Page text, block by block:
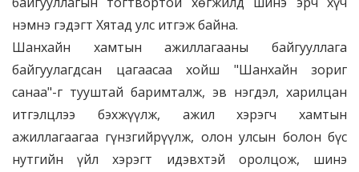
нэмнэ гэдэгт Хятад улс итгэж байна.
Шанхайн хамтын ажиллагааны байгууллага
байгуулагдсан цагаасаа хойш "Шанхайн зориг
санаа"-г тууштай баримталж, эв нэгдэл, харилцан
итгэлцлээ бэхжүүлж, ажил хэрэгч хамтын
ажиллагаагаа гүнзгийрүүлж, олон улсын болон бүс
нутгийн үйл хэрэгт идэвхтэй оролцож, шинэ